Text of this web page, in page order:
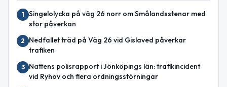
1
Singelolycka på väg 26 norr om Smålandsstenar med
stor påverkan
2
Nedfallet träd på Väg 26 vid Gislaved påverkar
trafiken
3
Nattens polisrapport i Jönköpings län: trafikincident
vid Ryhov och flera ordningsstörningar